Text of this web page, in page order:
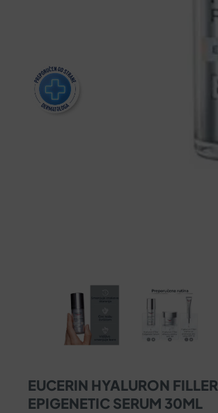
EUCERIN HYALURON FILLER
EPIGENETIC SERUM 30ML